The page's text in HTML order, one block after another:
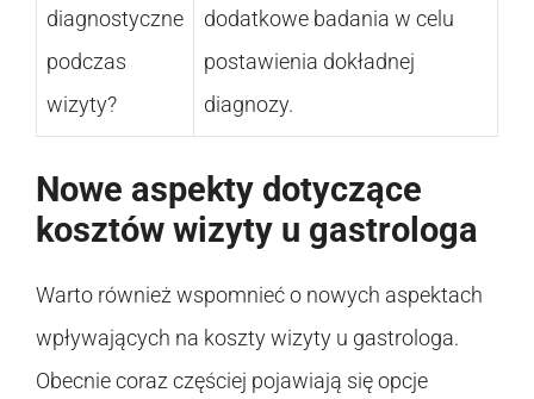
diagnostyczne
podczas
wizyty?
dodatkowe badania w celu
postawienia dokładnej
diagnozy.
Nowe aspekty dotyczące
kosztów wizyty u gastrologa
Warto również wspomnieć o nowych aspektach
wpływających na koszty wizyty u gastrologa.
Obecnie coraz częściej pojawiają się opcje